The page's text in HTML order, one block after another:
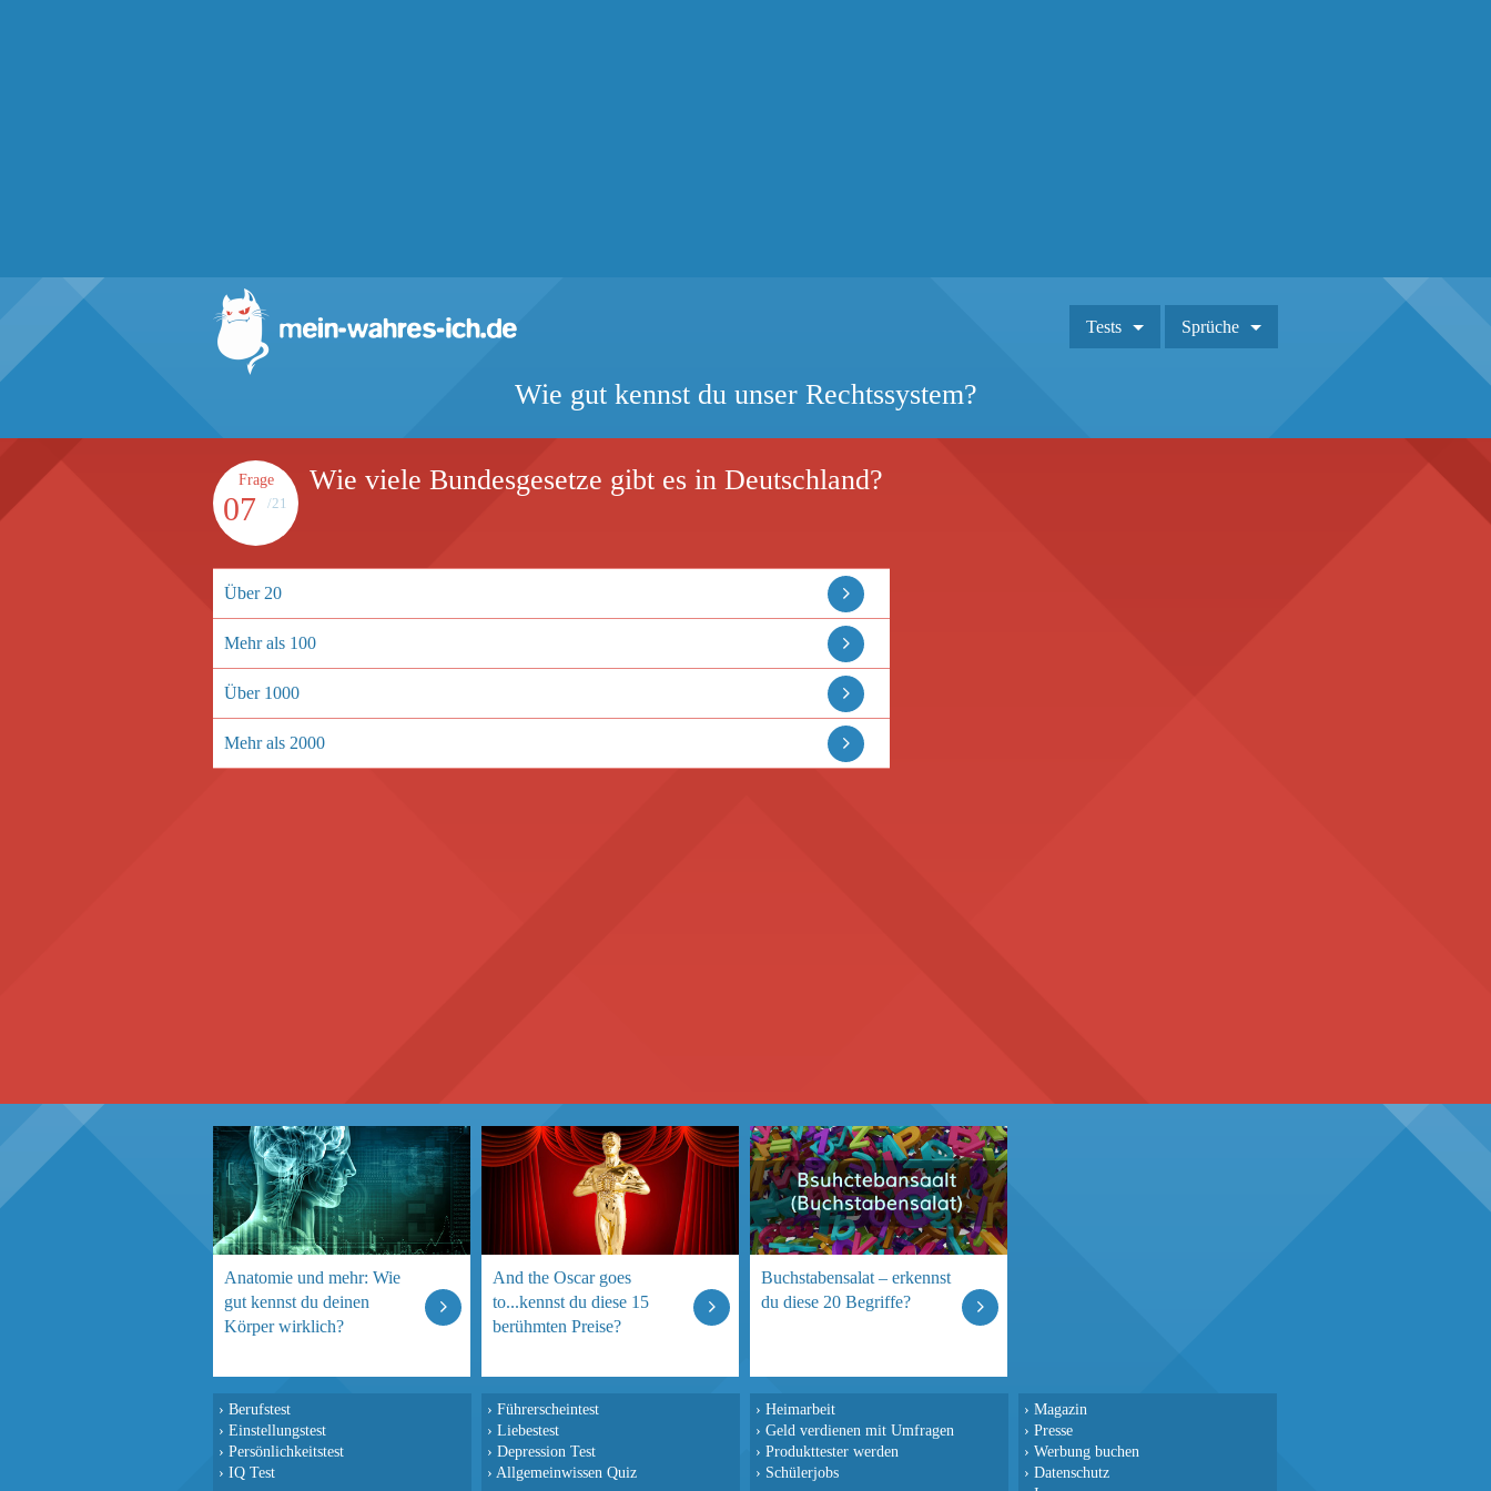
Tests Sprüche
Wie gut kennst du unser Rechtssystem?
Frage
07 /21
Wie viele Bundesgesetze gibt es in Deutschland?
Über 20
Mehr als 100
Über 1000
Mehr als 2000
Anatomie und mehr: Wie
gut kennst du deinen
Körper wirklich?
And the Oscar goes
to...kennst du diese 15
berühmten Preise?
Buchstabensalat – erkennst
du diese 20 Begriffe?
› Berufstest
› Einstellungstest
› Persönlichkeitstest
› IQ Test
› Führerscheintest
› Liebestest
› Depression Test
› Allgemeinwissen Quiz
› Heimarbeit
› Geld verdienen mit Umfragen
› Produkttester werden
› Schülerjobs
› Magazin
› Presse
› Werbung buchen
› Datenschutz